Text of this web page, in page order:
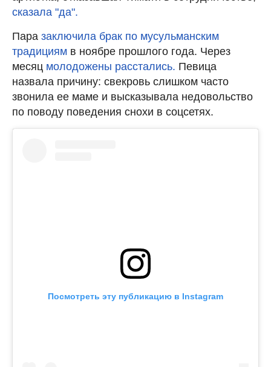
сказала "да".
Пара заключила брак по мусульманским
традициям в ноябре прошлого года. Через
месяц молодожены расстались. Певица
назвала причину: свекровь слишком часто
звонила ее маме и высказывала недовольство
по поводу поведения снохи в соцсетях.
Посмотреть эту публикацию в Instagram